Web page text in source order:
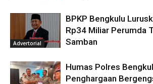
Advertorial
BPKP Bengkulu
Rp34 Miliar Perumda
Samban
Humas Polres
Penghargaan